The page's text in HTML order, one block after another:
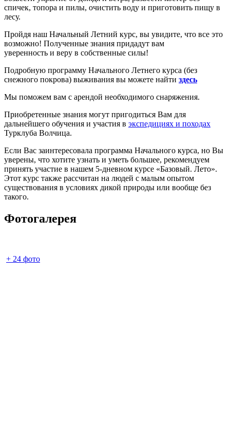
спичек, топора и пилы, очистить воду и приготовить пищу в
лесу.
Пройдя наш Начальный Летний курс, вы увидите, что все это
возможно! Полученные знания придадут вам
уверенность и веру в собственные силы!
Подробную программу Начального Летнего курса (без
снежного покрова) выживания вы можете найти здесь
Мы поможем вам с арендой необходимого снаряжения.
Приобретенные знания могут пригодиться Вам для
дальнейшего обучения и участия в экспедициях и походах
Турклуба Волчица.
Если Вас заинтересовала программа Начального курса, но Вы
уверены, что хотите узнать и уметь большее, рекомендуем
принять участие в нашем 5-дневном курсе «Базовый. Лето».
Этот курс также рассчитан на людей с малым опытом
существования в условиях дикой природы или вообще без
такого.
Фотогалерея
+ 24 фото